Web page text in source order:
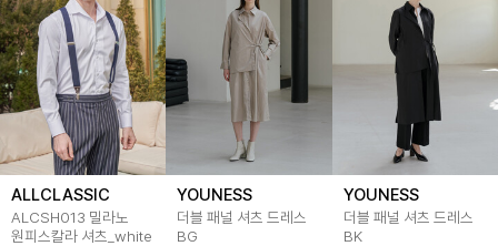
ALLCLASSIC
ALCSH013 밀라노
원피스칼라 셔츠_white
YOUNESS
더블 패널 셔츠 드레스
BG
YOUNESS
더블 패널 셔츠 드레스
BK